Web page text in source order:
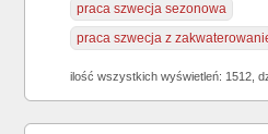
praca szwecja sezonowa
praca szwecja z
ilość wszystkich wyświetleń: 1512,